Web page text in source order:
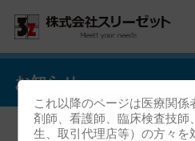
お知らせ
これ以降のページは医療関係
剤師、看護師、臨床検査技師
生、取引代理店等）の方々を